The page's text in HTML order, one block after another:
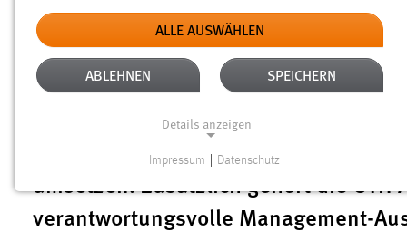
12.05.2014
Am 26. März 2014 zeichnete die
Amberg-Weiden als Projekt der UN-
Initiativen verliehen, die das
umsetzen. Zusätzlich gehört die
verantwortungsvolle Management-
ALLE AUSWÄHLEN
ABLEHNEN SPEICHERN
Details anzeigen
Funktionen und sind für die einwandfreie Funktion der
Impressum Datenschutz